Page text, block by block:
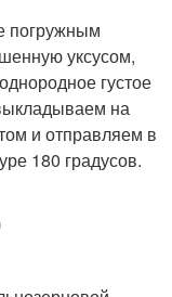
погружным
уксусом,
густое
на
и отправляем в
180 градусов.